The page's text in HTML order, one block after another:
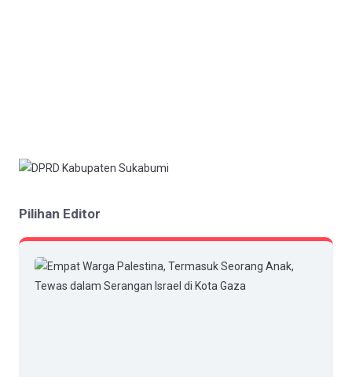
Pilihan Editor